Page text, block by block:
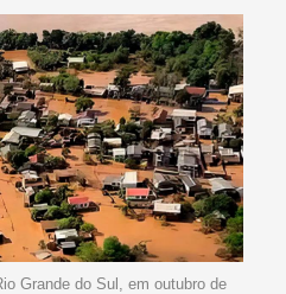
Grande do Sul, em outubro de